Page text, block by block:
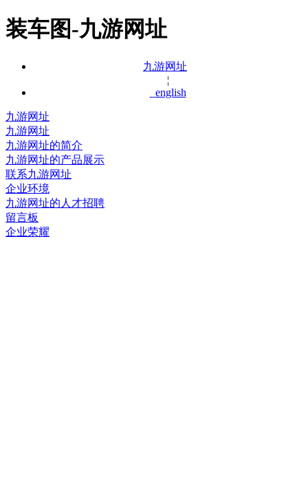
装车图-九游网址
九游网址
¦
english
九游网址
九游网址
九游网址的简介
九游网址的产品展示
联系九游网址
企业环境
九游网址的人才招聘
留言板
企业荣耀